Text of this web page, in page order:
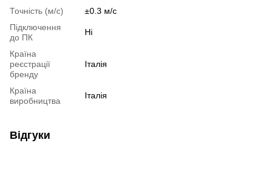
Точність (м/с)
±0.3 м/с
Підключення
до ПК
Ні
Країна
реєстрації
бренду
Італія
Країна
виробництва
Італія
Відгуки